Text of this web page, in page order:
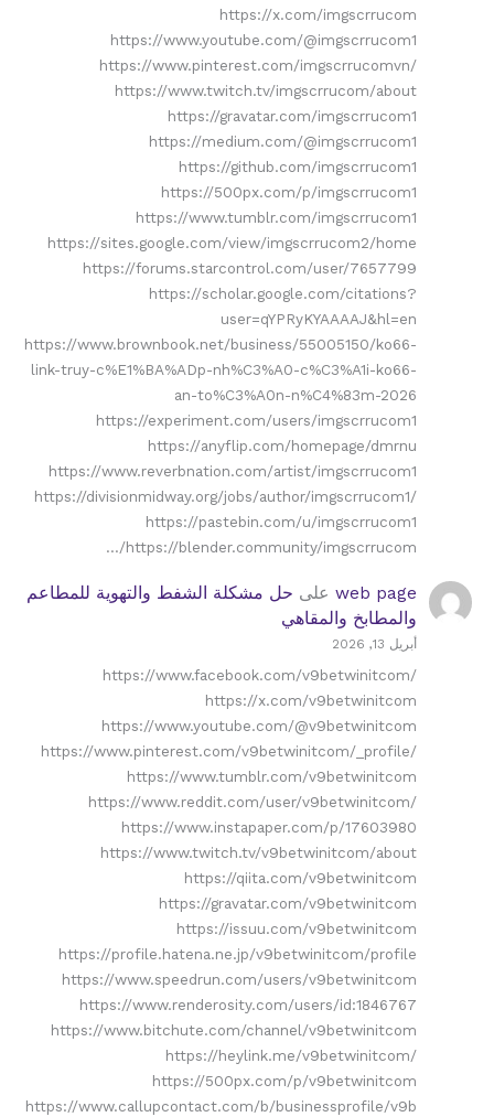
https://x.com/imgscrrucom
https://www.youtube.com/@imgscrrucom1
https://www.pinterest.com/imgscrrucomvn/
https://www.twitch.tv/imgscrrucom/about
https://gravatar.com/imgscrrucom1
https://medium.com/@imgscrrucom1
https://github.com/imgscrrucom1
https://500px.com/p/imgscrrucom1
https://www.tumblr.com/imgscrrucom1
https://sites.google.com/view/imgscrrucom2/home
https://forums.starcontrol.com/user/7657799
https://scholar.google.com/citations?
user=qYPRyKYAAAAJ&hl=en
https://www.brownbook.net/business/55005150/ko66-
link-truy-c%E1%BA%ADp-nh%C3%A0-c%C3%A1i-ko66-
an-to%C3%A0n-n%C4%83m-2026
https://experiment.com/users/imgscrrucom1
https://anyflip.com/homepage/dmrnu
https://www.reverbnation.com/artist/imgscrrucom1
https://divisionmidway.org/jobs/author/imgscrrucom1/
https://pastebin.com/u/imgscrrucom1
https://blender.community/imgscrrucom/…
web page على حل مشكلة الشفط والتهوية للمطاعم
والمطابخ والمقاهي
أبريل 13, 2026
https://www.facebook.com/v9betwinitcom/
https://x.com/v9betwinitcom
https://www.youtube.com/@v9betwinitcom
https://www.pinterest.com/v9betwinitcom/_profile/
https://www.tumblr.com/v9betwinitcom
https://www.reddit.com/user/v9betwinitcom/
https://www.instapaper.com/p/17603980
https://www.twitch.tv/v9betwinitcom/about
https://qiita.com/v9betwinitcom
https://gravatar.com/v9betwinitcom
https://issuu.com/v9betwinitcom
https://profile.hatena.ne.jp/v9betwinitcom/profile
https://www.speedrun.com/users/v9betwinitcom
https://www.renderosity.com/users/id:1846767
https://www.bitchute.com/channel/v9betwinitcom
https://heylink.me/v9betwinitcom/
https://500px.com/p/v9betwinitcom
https://www.callupcontact.com/b/businessprofile/v9b